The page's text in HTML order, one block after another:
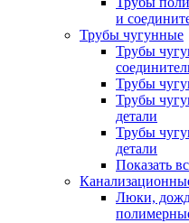
и
Трубы чугунные
Трубы
Трубы
Трубы
детали
Трубы
детали
Показать
Люки,